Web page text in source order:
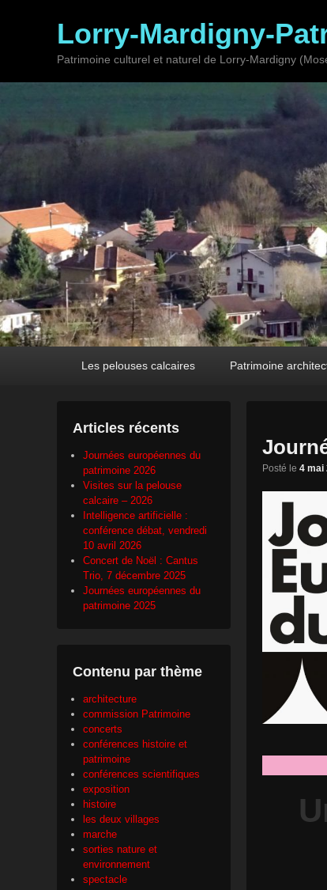
Lorry-Mardigny-
Patrimoine culturel et naturel de Lorry-Mardigny
Les pelouses calcaires Patrimoine
Posté le 4 mai
Articles récents
Journées européennes du
patrimoine 2026
Visites sur la pelouse
calcaire – 2026
Intelligence artificielle :
conférence débat, vendredi
10 avril 2026
Concert de Noël : Cantus
Trio, 7 décembre 2025
Journées européennes du
patrimoine 2025
Contenu par thème
architecture
commission Patrimoine
concerts
conférences histoire et
patrimoine
conférences scientifiques
exposition
histoire
les deux villages
marche
sorties nature et
environnement
spectacle